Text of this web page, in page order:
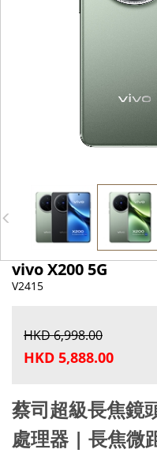
vivo X200 5G
V2415
HKD 6,998.00
HKD 5,888.00
蔡司超級長焦鏡
處理器 | 長焦微